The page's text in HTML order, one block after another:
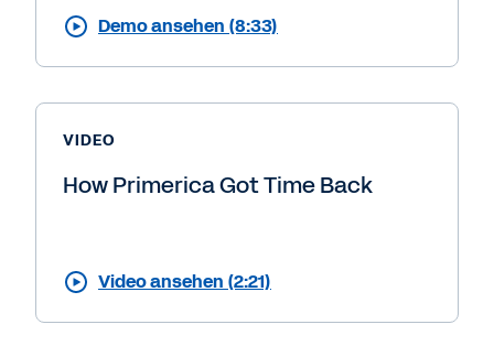
Demo ansehen (8:33)
VIDEO
How Primerica Got Time Back
Video ansehen (2:21)